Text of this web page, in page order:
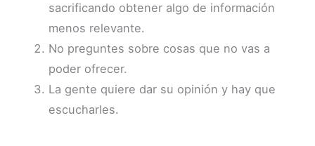
sacrificando obtener algo de información
menos relevante.
No preguntes sobre cosas que no vas a
poder ofrecer.
La gente quiere dar su opinión y hay que
escucharles.